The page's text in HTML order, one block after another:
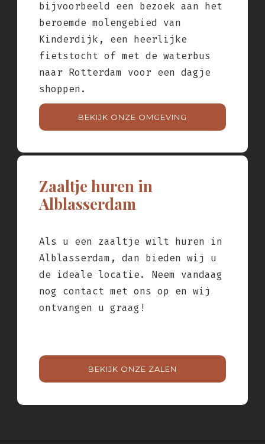
bijvoorbeeld een bezoek aan het
beroemde molengebied van
Kinderdijk, een heerlijke
fietstocht of met de waterbus
naar Rotterdam voor een dagje
shoppen.
BEKIJK ONZE OMGEVING
Zaaltje huren in
Alblasserdam
Als u een zaaltje wilt huren in
Alblasserdam, dan bieden wij u
de ideale locatie. Neem vandaag
nog contact met ons op en wij
ontvangen u graag!
BEKIJK ONZE ZALEN